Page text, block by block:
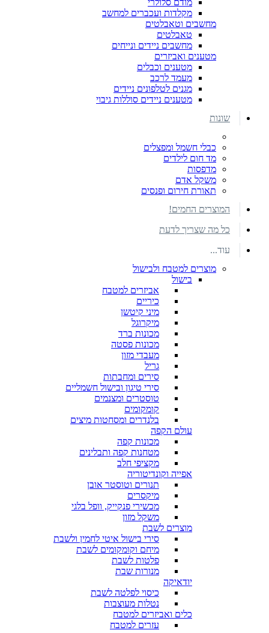
מודם סלולרי
מקלדות ועכברים למחשב
מחשבים וטאבלטים
טאבלטים
מחשבים ניידים ונייחים
מטענים ואביזרים
מטענים וכבלים
מעמד לרכב
מגנים לטלפונים ניידים
מטענים ניידים סוללות גיבוי
שונות
כבלי חשמל ומפצלים
מד חום לילדים
מדפסות
משקל אדם
תאורת חירום ופנסים
המוצרים החמים!
כל מה שצריך לדעת
עוד...
מוצרים למטבח ולבישול
בישול
אביזרים למטבח
כיריים
מיני קיטשן
מיקרוגל
מכונות ברד
מכונות פסטה
מעבדי מזון
גריל
סירים ומחבתות
סירי טיגון ובישול חשמליים
טוסטרים ומצנמים
קומקומים
בלנדרים ומסחטות מיצים
עולם הקפה
מכונות קפה
מטחנות קפה ותבלינים
מקציפי חלב
אפייה וקונדיטוריה
תנורים וטוסטר אובן
מיקסרים
מכשירי פנקייק, וופל בלגי
משקל מזון
מוצרים לשבת
סירי בישול איטי לחמין ולשבת
מיחם וקומקומים לשבת
פלטות לשבת
מנורות שבת
יודאיקה
כיסוי לפלטה לשבת
נטלות מעוצבות
כלים ואביזרים למטבח
עזרים למטבח